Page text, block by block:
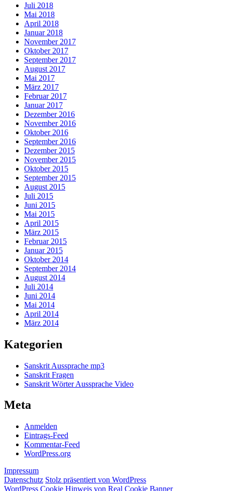
Juli 2018
Mai 2018
April 2018
Januar 2018
November 2017
Oktober 2017
September 2017
August 2017
Mai 2017
März 2017
Februar 2017
Januar 2017
Dezember 2016
November 2016
Oktober 2016
September 2016
Dezember 2015
November 2015
Oktober 2015
September 2015
August 2015
Juli 2015
Juni 2015
Mai 2015
April 2015
März 2015
Februar 2015
Januar 2015
Oktober 2014
September 2014
August 2014
Juli 2014
Juni 2014
Mai 2014
April 2014
März 2014
Kategorien
Sanskrit Aussprache mp3
Sanskrit Fragen
Sanskrit Wörter Aussprache Video
Meta
Anmelden
Eintrags-Feed
Kommentar-Feed
WordPress.org
Impressum
Datenschutz Stolz präsentiert von WordPress
WordPress Cookie Hinweis von Real Cookie Banner